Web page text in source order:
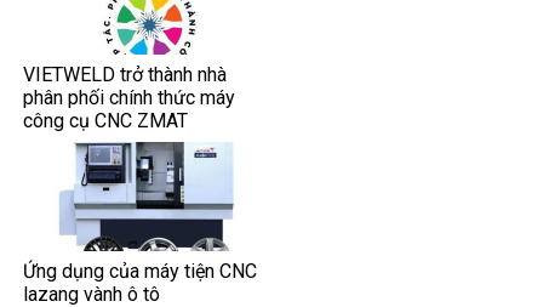
VIETWELD trở thành nhà
phân phối chính thức máy
công cụ CNC ZMAT
Ứng dụng của máy tiện CNC
lazang vành ô tô